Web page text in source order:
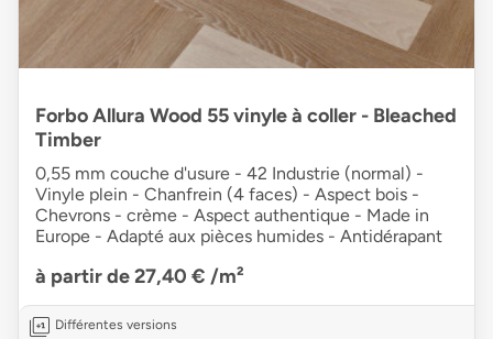
Forbo Allura Wood 55 vinyle à coller - Bleached
Timber
0,55 mm couche d'usure - 42 Industrie (normal) -
Vinyle plein - Chanfrein (4 faces) - Aspect bois -
Chevrons - crème - Aspect authentique - Made in
Europe - Adapté aux pièces humides - Antidérapant
à partir de 27,40 € /m²
Différentes versions